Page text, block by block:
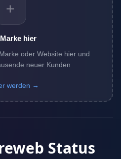
+
hier
oder Website hier und
neuer Kunden
werden →
Status